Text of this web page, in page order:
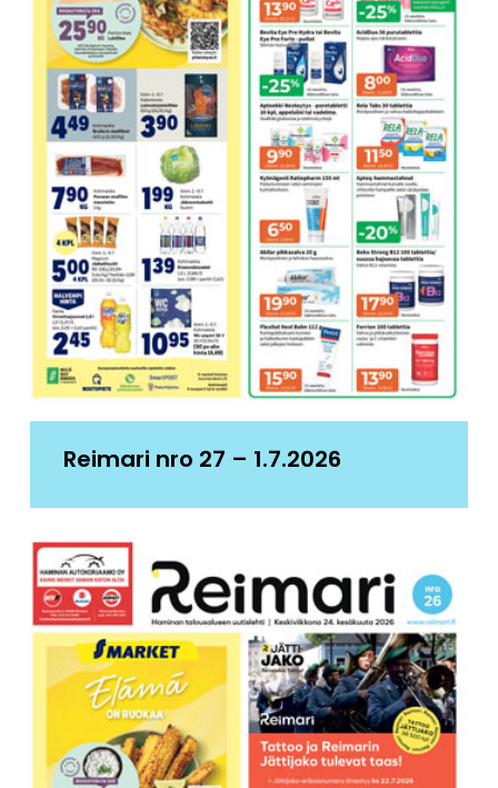
Reimari nro 27 – 1.7.2026